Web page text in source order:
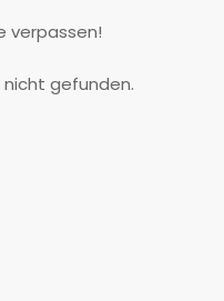
verpassen!
gefunden.